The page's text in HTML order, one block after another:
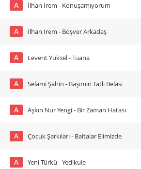
A İlhan Irem - Konuşamıyorum
A İlhan Irem - Boşver Arkadaş
A Levent Yüksel - Tuana
A Selami Şahin - Başımın Tatlı Belası
A Aşkın Nur Yengi - Bir Zaman Hatası
A Çocuk Şarkıları - Baltalar Elimizde
A Yeni Türkü - Yedikule